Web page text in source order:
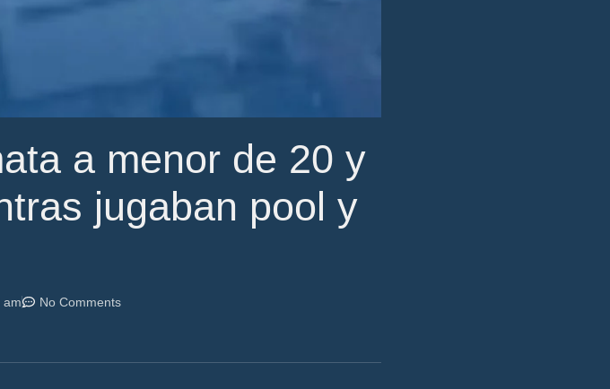
a menor de 20 y
jugaban pool y
am No Comments